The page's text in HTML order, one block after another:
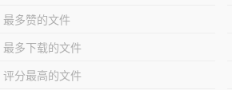
最多赞的文件
最多下载的文件
评分最高的文件